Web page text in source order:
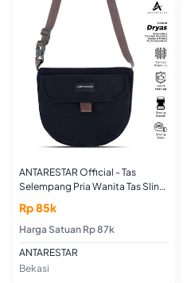
ANTARESTAR Official - Tas
Selempang Pria Wanita Tas Sling
Bag Dryas Series Sporty Outdoor
Rp 85k
Harga Satuan Rp 87k
ANTARESTAR
Bekasi